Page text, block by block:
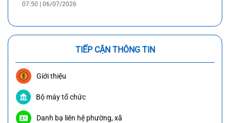
07:50 | 06/07/2026
TIẾP CẬN THÔNG TIN
Giới thiệu
Bộ máy tổ chức
Danh bạ liên hệ phường, xã